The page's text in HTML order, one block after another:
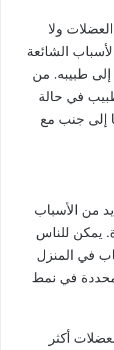
ولا
الشائعة
إلى طبيبه. من
في حالة
إلى جنب مع
من الأسباب
يمكن للناس
في المنزل
محددة في نمط
أكثر